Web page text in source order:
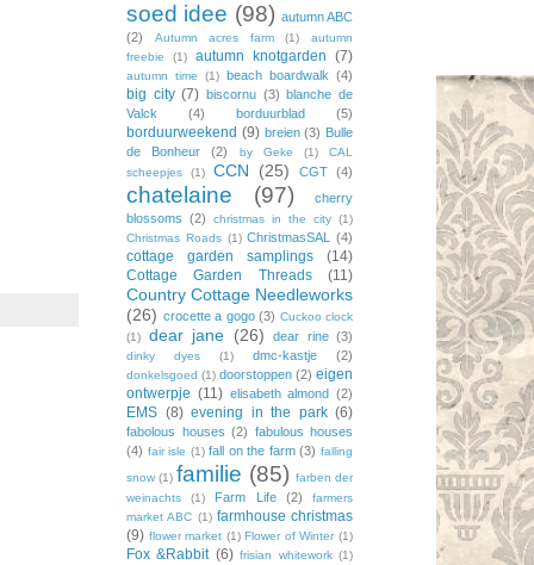
soed idee (98) autumn ABC
(2)
Autumn acres farm (1)
autumn
freebie
(1) autumn knotgarden (7)
autumn time (1) beach boardwalk (4)
big city (7) biscornu (3) blanche de
Valck
(4) borduurblad (5)
borduurweekend (9) breien (3) Bulle
de Bonheur
(2) by Geke (1)
CAL
scheepjes
(1) CCN (25) CGT (4)
chatelaine (97)
cherry
blossoms (2) christmas in the city (1)
Christmas Roads (1) ChristmasSAL (4)
cottage garden samplings
(14)
Cottage Garden Threads
(11)
Country Cottage Needleworks
(26) crocette a gogo (3) Cuckoo clock
(1)
dear jane (26) dear rine (3)
dinky dyes (1) dmc-kastje (2)
donkelsgoed (1) doorstoppen (2) eigen
ontwerpje (11) elisabeth almond (2)
EMS (8) evening in the park (6)
fabolous houses (2) fabulous houses
(4) fair isle (1) fall on the farm (3) falling
snow (1) familie (85) farben der
weinachts
(1) Farm Life (2)
farmers
market ABC (1) farmhouse christmas
(9) flower market (1) Flower of Winter (1)
Fox &Rabbit (6) frisian whitework (1)